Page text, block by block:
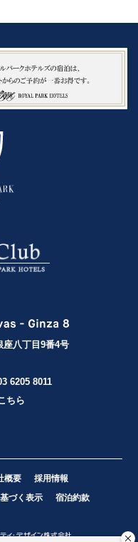
座八丁目9番4号
6205 8011
ちら
概要
採用情報
づく表示 宿泊約款